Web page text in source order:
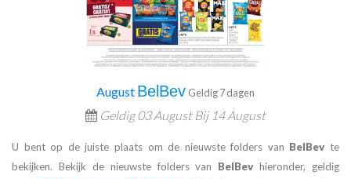
August BelBev Geldig 7 dagen
Geldig03 August Bij 14 August
U bent op de juiste plaats om de nieuwste folders van BelBevte
bekijken. Bekijk de nieuwste folders van BelBevhieronder, geldig